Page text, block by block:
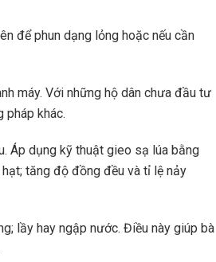
để phun dạng lỏng hoặc nếu cần
máy. Với những hộ dân chưa đầu tư
pháp khác.
Áp dụng kỹ thuật gieo sạ lúa bằng
tăng độ đồng đều và tỉ lệ nảy
lầy hay ngập nước. Điều này giúp bà